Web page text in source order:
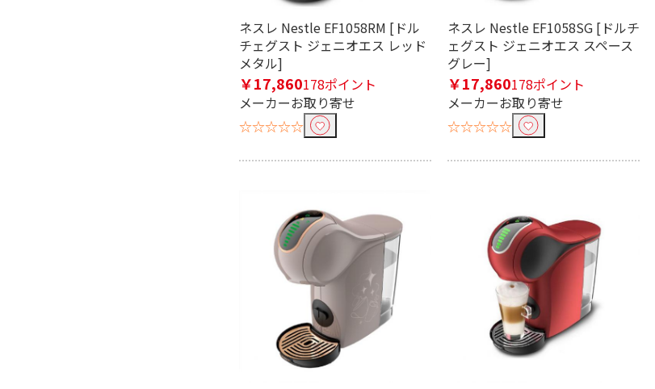
ネスレ Nestle EF1058RM [ドル
チェグスト ジェニオエス レッド
メタル]
￥17,860178ポイント
メーカーお取り寄せ
☆☆☆☆☆
ネスレ Nestle EF1058SG [ドルチ
ェグスト ジェニオエス スペース
グレー]
￥17,860178ポイント
メーカーお取り寄せ
☆☆☆☆☆
価格で絞り込む
円~ 円
容量(ドリップ時最大カップ数)で絞り込む